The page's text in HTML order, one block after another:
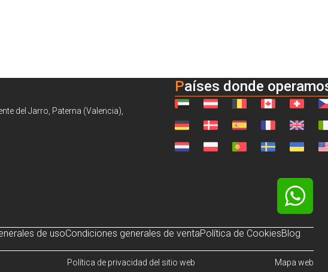
del Jarro, Paterna (Valencia),
Países donde
de usoCondiciones generales de ventaPolítica de CookiesBlog
Política de privacidad del sitio web Mapa web